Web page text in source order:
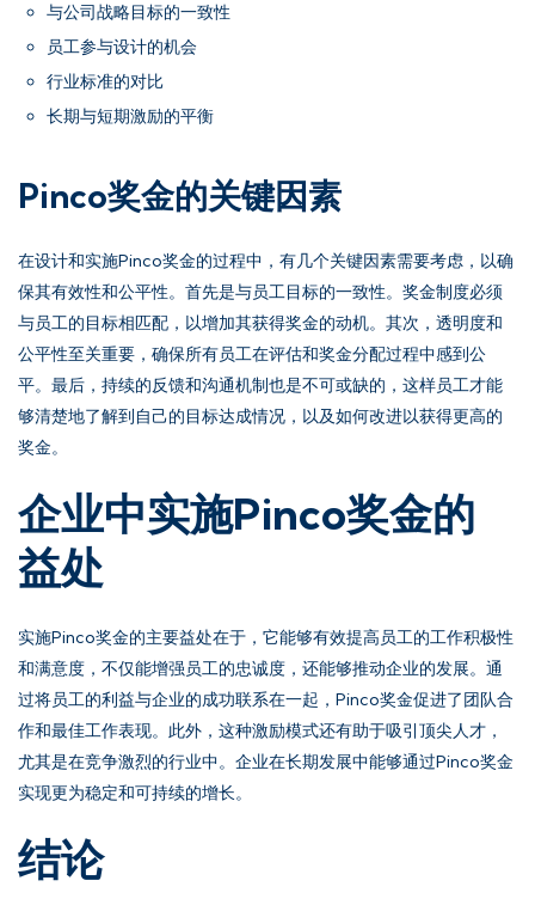
与公司战略目标的一致性
员工参与设计的机会
行业标准的对比
长期与短期激励的平衡
Pinco奖金的关键因素
在设计和实施Pinco奖金的过程中，有几个关键因素需要考虑，以确
保其有效性和公平性。首先是与员工目标的一致性。奖金制度必须
与员工的目标相匹配，以增加其获得奖金的动机。其次，透明度和
公平性至关重要，确保所有员工在评估和奖金分配过程中感到公
平。最后，持续的反馈和沟通机制也是不可或缺的，这样员工才能
够清楚地了解到自己的目标达成情况，以及如何改进以获得更高的
奖金。
企业中实施Pinco奖金的
益处
实施Pinco奖金的主要益处在于，它能够有效提高员工的工作积极性
和满意度，不仅能增强员工的忠诚度，还能够推动企业的发展。通
过将员工的利益与企业的成功联系在一起，Pinco奖金促进了团队合
作和最佳工作表现。此外，这种激励模式还有助于吸引顶尖人才，
尤其是在竞争激烈的行业中。企业在长期发展中能够通过Pinco奖金
实现更为稳定和可持续的增长。
结论